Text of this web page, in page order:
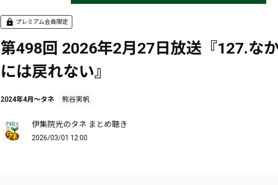
プレミアム会員限定
第498回 2026年2月27日放送『127.な
には戻れない』
2024年4月～タネ 熊谷実帆
伊集院光のタネ まとめ聴き
2026/03/01 12:00